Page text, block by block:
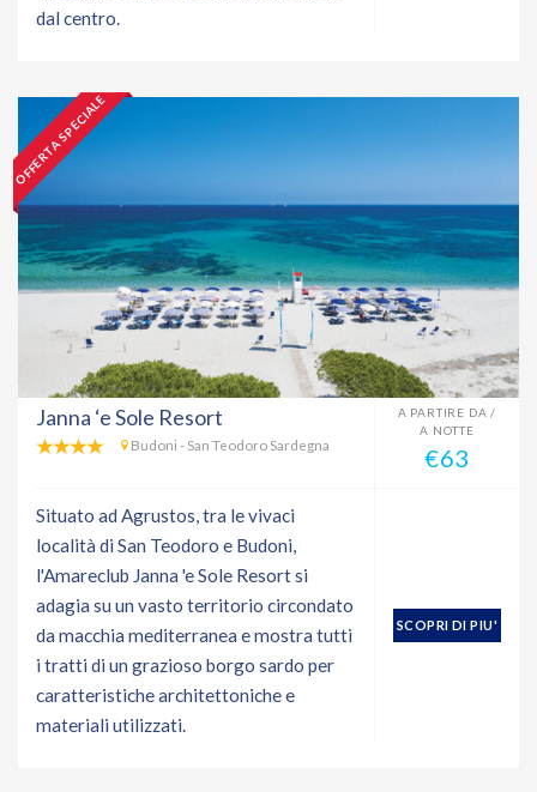
dal centro.
OFFERTA SPECIALE
Janna ‘e Sole Resort
Budoni - San Teodoro Sardegna
A PARTIRE DA /
A NOTTE
€63
Situato ad Agrustos, tra le vivaci
località di San Teodoro e Budoni,
l'Amareclub Janna 'e Sole Resort si
adagia su un vasto territorio circondato
da macchia mediterranea e mostra tutti
i tratti di un grazioso borgo sardo per
caratteristiche architettoniche e
materiali utilizzati.
SCOPRI DI PIU'